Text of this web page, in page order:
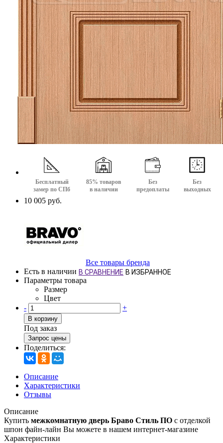
Бесплатный
замер по СПб
85% товаров
в наличии
Без
предоплаты
Без
выходных
10 005 руб.
Все товары бренда
Есть в наличии В СРАВНЕНИЕ В ИЗБРАННОЕ
Параметры товара
Размер
Цвет
-
+
В корзину
Под заказ
Запрос цены
Поделиться:
Описание
Характеристики
Отзывы
Описание
Купить межкомнатную дверь Браво Стиль ПО с отделкой
шпон файн-лайн Вы можете в нашем интернет-магазине
Характеристики